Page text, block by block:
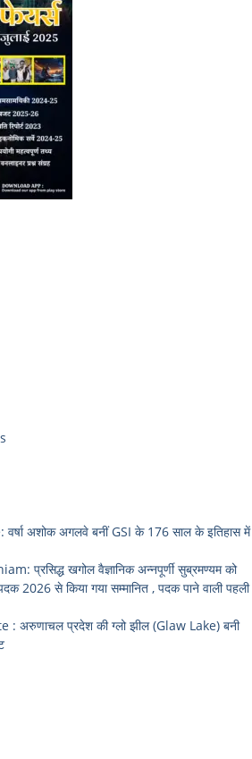
अशोक अगलवे बनीं GSI के 176 साल के इतिहास में
प्रसिद्ध खगोल वैज्ञानिक अन्नपूर्णी सुब्रमण्यम को
2026 से किया गया सम्मानित , पदक पाने वाली पहली
अरुणाचल प्रदेश की ग्लो झील (Glaw Lake) बनी